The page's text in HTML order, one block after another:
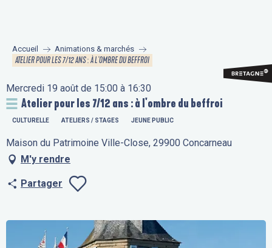
principal
Accueil Animations & marchés
ATELIER POUR LES 7/12 ANS : À L'OMBRE DU BEFFROI
Mercredi 19 août de 15:00 à 16:30
Atelier pour les 7/12 ans : à l'ombre du beffroi
CULTURELLE ATELIERS / STAGES JEUNE PUBLIC
Maison du Patrimoine Ville-Close, 29900 Concarneau
M'y rendre
Partager